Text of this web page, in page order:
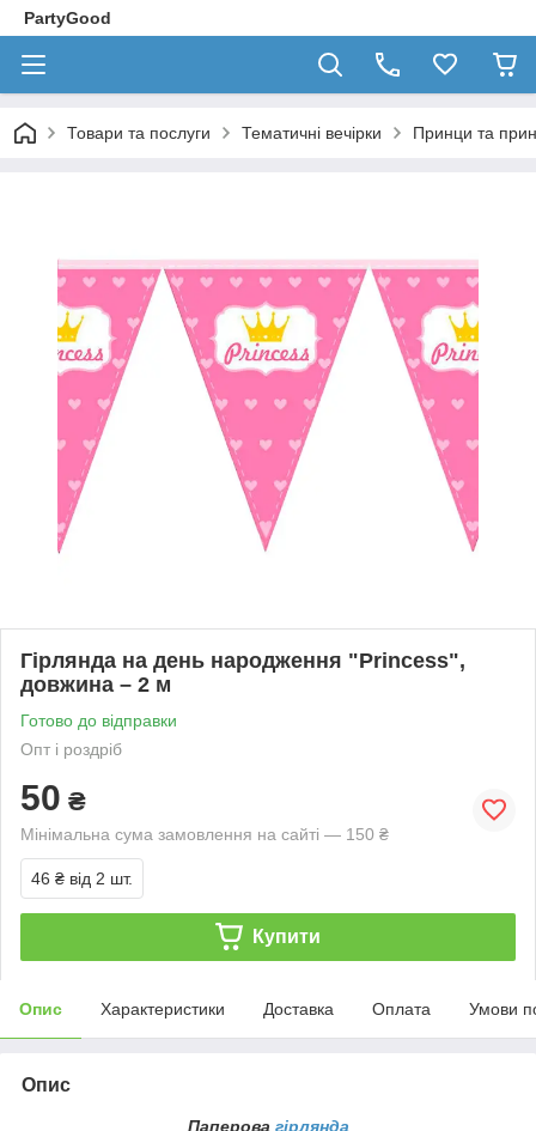
PartyGood
Товари та послуги Тематичні вечірки Принци та
Гірлянда на день народження "Princess",
довжина – 2 м
Готово до відправки
Опт і роздріб
50 ₴
Мінімальна сума замовлення на сайті — 150 ₴
46 ₴ від 2 шт.
Купити
Опис Характеристики Доставка Оплата Умови
Опис
Паперова гірлянда